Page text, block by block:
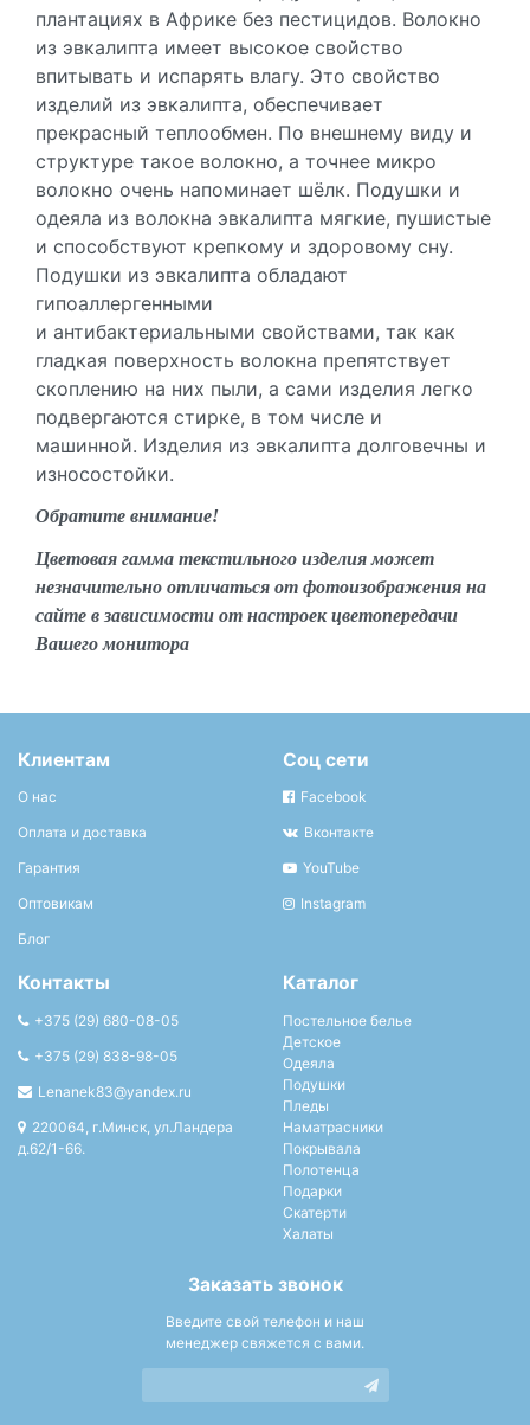
плантациях в Африке без пестицидов. Волокно
из эвкалипта имеет высокое свойство
впитывать и испарять влагу. Это свойство
изделий из эвкалипта, обеспечивает
прекрасный теплообмен. По внешнему виду и
структуре такое волокно, а точнее микро
волокно очень напоминает шёлк. Подушки и
одеяла из волокна эвкалипта мягкие, пушистые
и способствуют крепкому и здоровому сну.
Подушки из эвкалипта обладают
гипоаллергенными
и антибактериальными свойствами, так как
гладкая поверхность волокна препятствует
скоплению на них пыли, а сами изделия легко
подвергаются стирке, в том числе и
машинной. Изделия из эвкалипта долговечны и
износостойки.
Обратите внимание!
Цветовая гамма текстильного изделия может
незначительно отличаться от фотоизображения на
сайте в зависимости от настроек цветопередачи
Вашего монитора
Клиентам
О нас
Оплата и доставка
Гарантия
Оптовикам
Блог
Соц сети
Facebook
Вконтакте
YouTube
Instagram
Контакты
+375 (29) 680-08-05
+375 (29) 838-98-05
Lenanek83@yandex.ru
220064, г.Минск, ул.Ландера
д.62/1-66.
Каталог
Постельное белье
Детское
Одеяла
Подушки
Пледы
Наматрасники
Покрывала
Полотенца
Подарки
Скатерти
Халаты
Заказать звонок
Введите свой телефон и наш
менеджер свяжется с вами.